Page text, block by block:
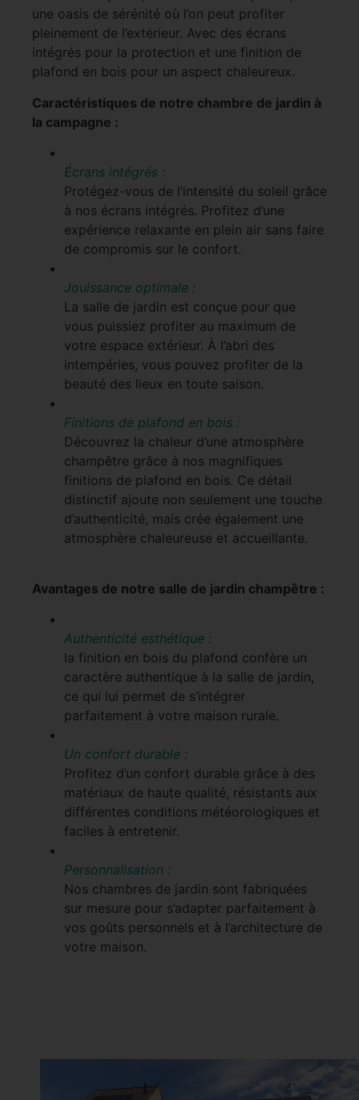
une oasis de sérénité où l’on peut profiter
pleinement de l’extérieur. Avec des écrans
intégrés pour la protection et une finition de
plafond en bois pour un aspect chaleureux.
Caractéristiques de notre chambre de jardin à
la campagne :
Écrans intégrés :
Protégez-vous de l’intensité du soleil grâce
à nos écrans intégrés. Profitez d’une
expérience relaxante en plein air sans faire
de compromis sur le confort.
Jouissance optimale :
La salle de jardin est conçue pour que
vous puissiez profiter au maximum de
votre espace extérieur. À l’abri des
intempéries, vous pouvez profiter de la
beauté des lieux en toute saison.
Finitions de plafond en bois :
Découvrez la chaleur d’une atmosphère
champêtre grâce à nos magnifiques
finitions de plafond en bois. Ce détail
distinctif ajoute non seulement une touche
d’authenticité, mais crée également une
atmosphère chaleureuse et accueillante.
Avantages de notre salle de jardin champêtre :
Authenticité esthétique :
la finition en bois du plafond confère un
caractère authentique à la salle de jardin,
ce qui lui permet de s’intégrer
parfaitement à votre maison rurale.
Un confort durable :
Profitez d’un confort durable grâce à des
matériaux de haute qualité, résistants aux
différentes conditions météorologiques et
faciles à entretenir.
Personnalisation :
Nos chambres de jardin sont fabriquées
sur mesure pour s’adapter parfaitement à
vos goûts personnels et à l’architecture de
votre maison.